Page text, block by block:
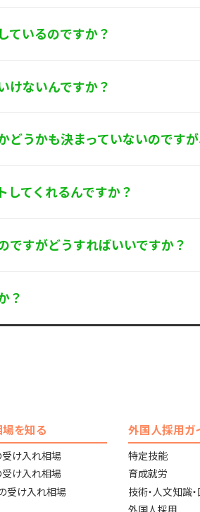
ているのですか？
けないんですか？
うかも決まっていないのです
てくれるんですか？
ですがどうすればいいですか？
？
を知る
け入れ相場
け入れ相場
受け入れ相場
外国人採用ガ
特定技能
育成就労
技術・人文知識
外国人採用